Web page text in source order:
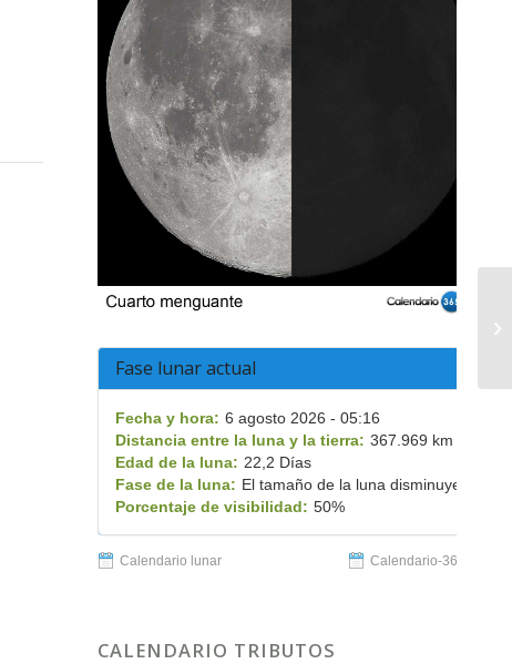
Fase lunar actual
Fecha y hora: 6 agosto 2026 - 05:16
Distancia entre la luna y la tierra: 367.969 km
Edad de la luna: 22,2 Días
Fase de la luna: El tamaño de la luna disminuye
Porcentaje de visibilidad: 50%
Calendario lunar Calendario-365.es
CALENDARIO TRIBUTOS